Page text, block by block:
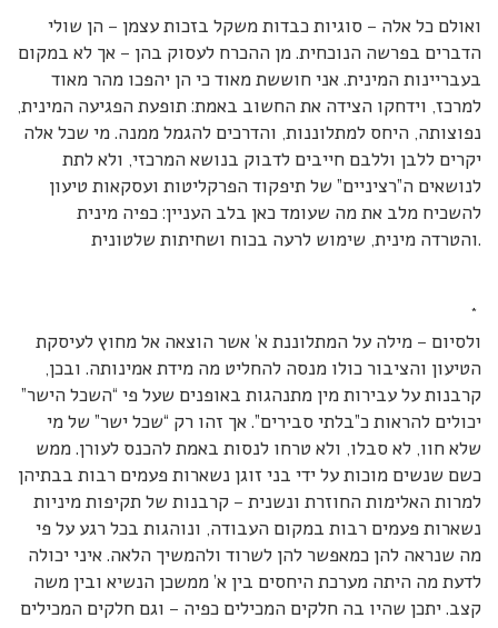
ואולם כל אלה – סוגיות כבדות משקל בזכות עצמן – הן שולי
הדברים בפרשה הנוכחית. מן ההכרח לעסוק בהן – אך לא במקום
בעבריינות המינית. אני חוששת מאוד כי הן יהפכו מהר מאוד
למרכז, וידחקו הצידה את החשוב באמת: תופעת הפגיעה המינית,
נפוצותה, היחס למתלוננות, והדרכים להגמל ממנה. מי שכל אלה
יקרים ללבן וללבם חייבים לדבוק בנושא המרכזי, ולא לתת
לנושאים ה”רציניים” של תיפקוד הפרקליטות ועסקאות טיעון
להשכיח מלב את מה שעומד כאן בלב העניין: כפיה מינית
והטרדה מינית, שימוש לרעה בכוח ושחיתות שלטונית.
*
ולסיום – מילה על המתלוננת א’ אשר הוצאה אל מחוץ לעיסקת
הטיעון והציבור כולו מנסה להחליט מה מידת אמינותה. ובכן,
קרבנות על עבירות מין מתנהגות באופנים שעל פי “השכל הישר”
יכולים להראות כ”בלתי סבירים”. אך זהו רק “שכל ישר” של מי
שלא חוו, לא סבלו, ולא טרחו לנסות באמת להכנס לעורן. ממש
כשם שנשים מוכות על ידי בני זוגן נשארות פעמים רבות בבתיהן
למרות האלימות החוזרת ונשנית – קרבנות של תקיפות מיניות
נשארות פעמים רבות במקום העבודה, ונוהגות בכל רגע על פי
מה שנראה להן כמאפשר להן לשרוד ולהמשיך הלאה. איני יכולה
לדעת מה היתה מערכת היחסים בין א’ ממשכן הנשיא ובין משה
קצב. יתכן שהיו בה חלקים המכילים כפיה – וגם חלקים המכילים